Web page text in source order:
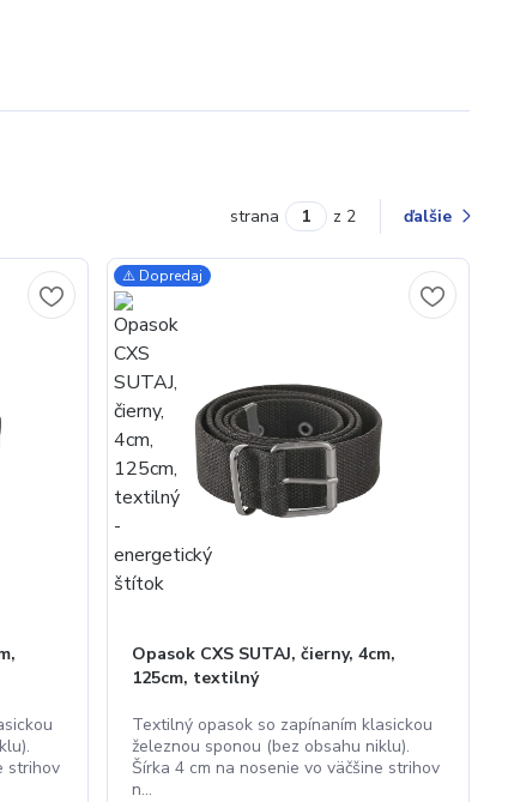
strana z 2 ďalšie
strihov
⚠️ Dopredaj
Opasok CXS SUTAJ, čierny, 4cm,
125cm, textilný
Textilný opasok so zapínaním klasickou
železnou sponou (bez obsahu niklu).
Šírka 4 cm na nosenie vo väčšine strihov
n...